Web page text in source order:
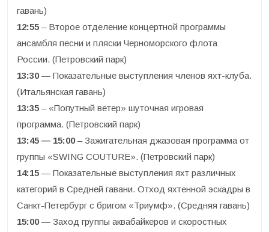
гавань)
12:55 – Второе отделение концертной программы
ансамбля песни и пляски Черноморского флота
России. (Петровский парк)
13:30— Показательные выступления членов яхт-клуба.
(Итальянская гавань)
13:35 – «Попутный ветер» шуточная игровая
программа. (Петровский парк)
13:45 — 15:00– Зажигательная джазовая программа от
группы «SWING COUTURE». (Петровский парк)
14:15 — Показательные выступления яхт различных
категорий в Средней гавани. Отход яхтенной эскадры в
Санкт-Петербург с бригом «Триумф». (Средняя гавань)
15:00— Заход группы аквабайкеров и скоростных